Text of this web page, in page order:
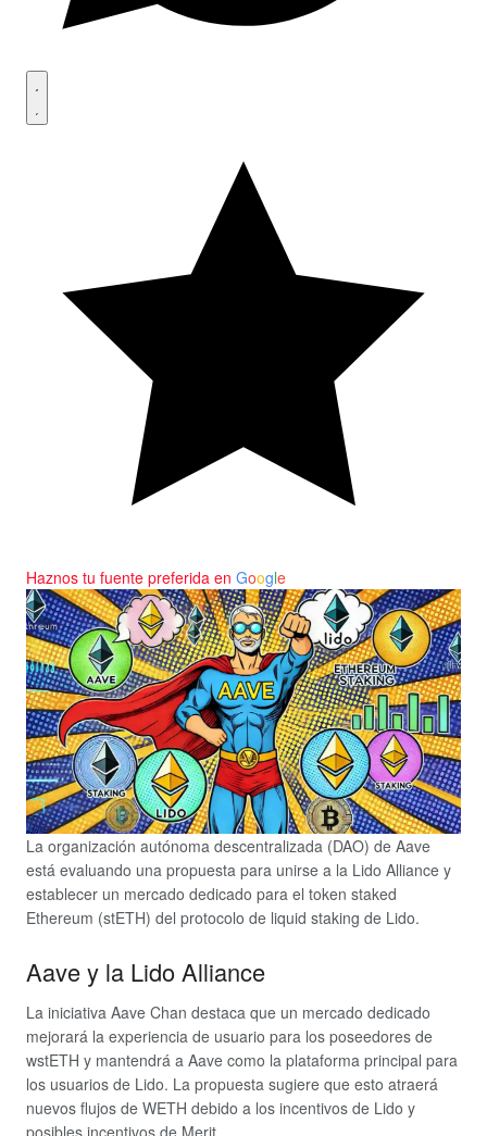
Haznos tu fuente preferida en Google
La organización autónoma descentralizada (DAO) de Aave
está evaluando una propuesta para unirse a la Lido Alliance y
establecer un mercado dedicado para el token staked
Ethereum (stETH) del protocolo de liquid staking de Lido.
Aave y la Lido Alliance
La iniciativa Aave Chan destaca que un mercado dedicado
mejorará la experiencia de usuario para los poseedores de
wstETH y mantendrá a Aave como la plataforma principal para
los usuarios de Lido. La propuesta sugiere que esto atraerá
nuevos flujos de WETH debido a los incentivos de Lido y